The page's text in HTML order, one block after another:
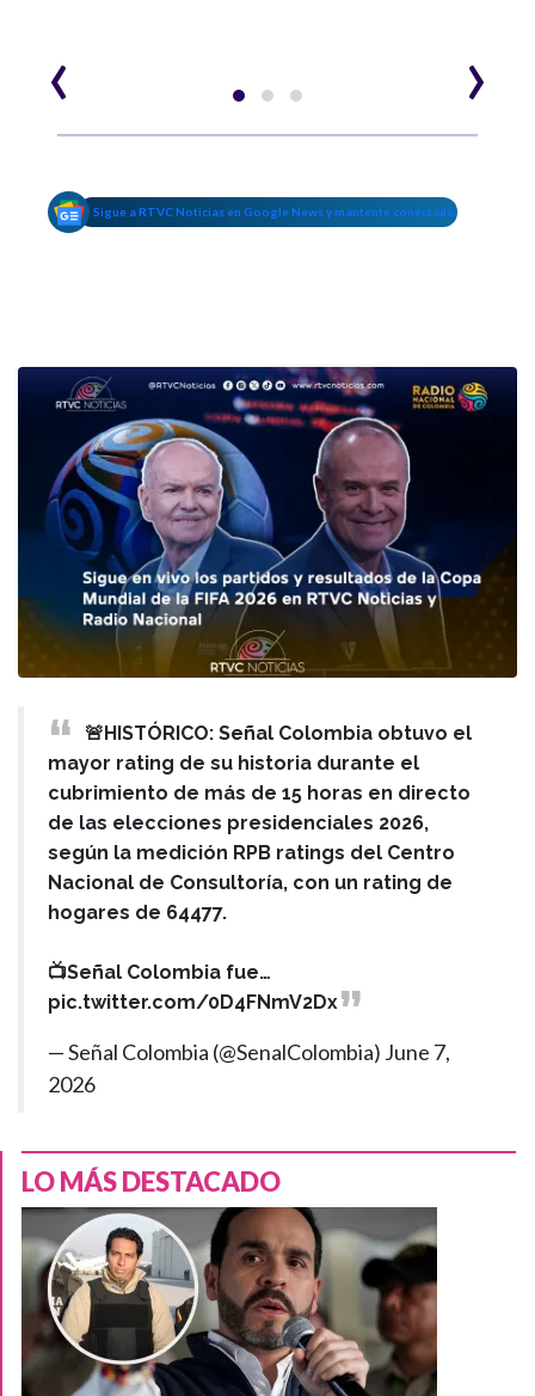
‹ ›
Sigue a RTVC Noticias en Google News y mantente conectado
🚨HISTÓRICO: Señal Colombia obtuvo el
mayor rating de su historia durante el
cubrimiento de más de 15 horas en directo
de las elecciones presidenciales 2026,
según la medición RPB ratings del Centro
Nacional de Consultoría, con un rating de
hogares de 64477.
📺Señal Colombia fue…
pic.twitter.com/0D4FNmV2Dx
— Señal Colombia (@SenalColombia) June 7,
2026
LO MÁS DESTACADO